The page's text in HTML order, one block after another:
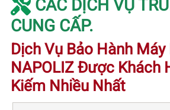
CUNG CẤP.
Dịch Vụ Bảo Hành
NAPOLIZ Được Khách
Kiếm Nhiều Nhất